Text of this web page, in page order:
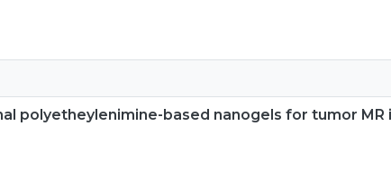
polyetheylenimine-based nanogels for tumor